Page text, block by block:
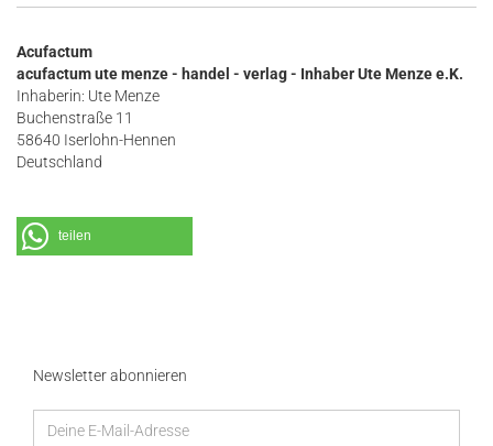
Acufactum
acufactum ute menze - handel - verlag - Inhaber Ute Menze e.K.
Inhaberin: Ute Menze
Buchenstraße 11
58640 Iserlohn-Hennen
Deutschland
teilen
Newsletter abonnieren